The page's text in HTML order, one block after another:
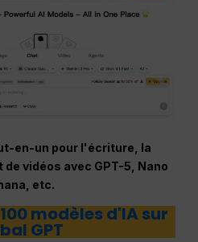
en-un pour l'écriture, la
vidéos avec GPT-5, Nano
etc.
modèles d'IA sur
GPT